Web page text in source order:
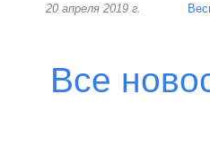
20 апреля 2019 г.
Все